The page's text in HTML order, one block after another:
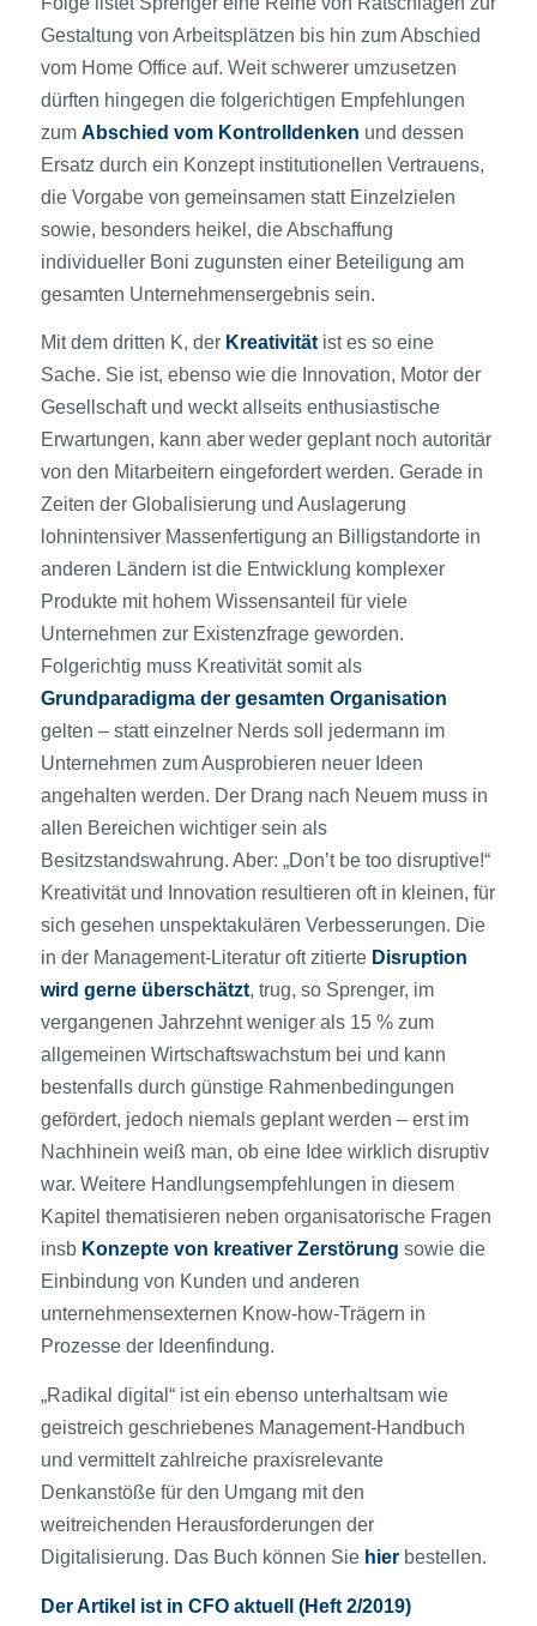
Gestaltung von Arbeitsplätzen bis hin zum Abschied
vom Home Office auf. Weit schwerer umzusetzen
dürften hingegen die folgerichtigen Empfehlungen
zum Abschied vom Kontrolldenken und dessen
Ersatz durch ein Konzept institutionellen Vertrauens,
die Vorgabe von gemeinsamen statt Einzelzielen
sowie, besonders heikel, die Abschaffung
individueller Boni zugunsten einer Beteiligung am
gesamten Unternehmensergebnis sein.
Mit dem dritten K, der Kreativitätist es so eine
Sache. Sie ist, ebenso wie die Innovation, Motor der
Gesellschaft und weckt allseits enthusiastische
Erwartungen, kann aber weder geplant noch autoritär
von den Mitarbeitern eingefordert werden. Gerade in
Zeiten der Globalisierung und Auslagerung
lohnintensiver Massenfertigung an Billigstandorte in
anderen Ländern ist die Entwicklung komplexer
Produkte mit hohem Wissens­anteil für viele
Unternehmen zur Existenzfrage geworden.
Folgerichtig muss Kreativität somit als
Grundparadigma der gesamten Organisation
gelten – statt einzelner Nerds soll jedermann im
Unternehmen zum Ausprobieren neuer Ideen
angehalten werden. Der Drang nach Neuem muss in
allen Bereichen wichtiger sein als
Besitzstandswahrung. Aber: „Don’t be too disruptive!“
Kreativität und Innovation resultieren oft in kleinen, für
sich gesehen unspektakulären Verbesserungen. Die
in der Management-Literatur oft zitierte Disruption
wird gerne überschätzt, trug, so Sprenger, im
vergangenen Jahrzehnt weniger als 15 % zum
allgemeinen Wirtschaftswachstum bei und kann
bestenfalls durch günstige Rahmenbedingungen
gefördert, jedoch niemals geplant werden – erst im
Nachhinein weiß man, ob eine Idee wirklich disruptiv
war. Weitere Handlungsempfehlungen in diesem
Kapitel thematisieren neben organisatorische Fragen
insb Konzepte von kreativer Zerstörung sowie die
Einbindung von Kunden und anderen
unternehmensexternen Know-how-Trägern in
Prozesse der Ideenfindung.
„Radikal digital“ ist ein ebenso unterhaltsam wie
geistreich geschriebenes Management-Handbuch
und vermittelt zahlreiche praxisrelevante
Denkanstöße für den Umgang mit den
weitreichenden Herausforderungen der
Digitalisierung. Das Buch können Sie hierbestellen.
Der Artikel ist in CFO aktuell (Heft 2/2019)